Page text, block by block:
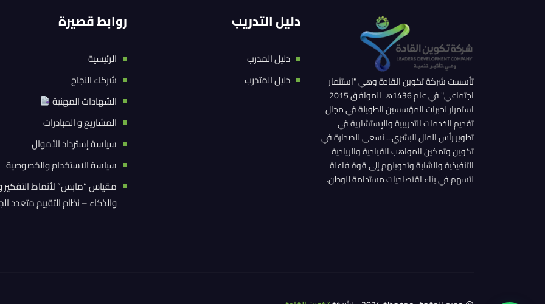
تأسست شركة تكوين القادة وهي "استثمار
اجتماعي" في عام 1436هـ الموافق 2015
استمرار لخبرات المؤسسين الطويلة في مجال
تقديم الخدمات التدريبية والإستشارية في
تطوير رأس المال البشري... نسعى للصدارة في
تكوين وتمكين المواهب القيادية والريادية
التنفيذية والشابة وتحويلهم إلى قوة فاعلة
لتسهم في بناء اقتصاديات مستدامة للوطن.
دليل التدريب
دليل المدرب
دليل المتدرب
روابط قصيرة
الرئيسية
شركاء النجاح
الشهادات المهنية
المشاريع و المبادرات
سياسة إسترداد الأموال
سياسة الاستخدام والخصوصية
مقياس “مابس” لأنماط التفكير
والذكاء – نظام التقييم متعدد